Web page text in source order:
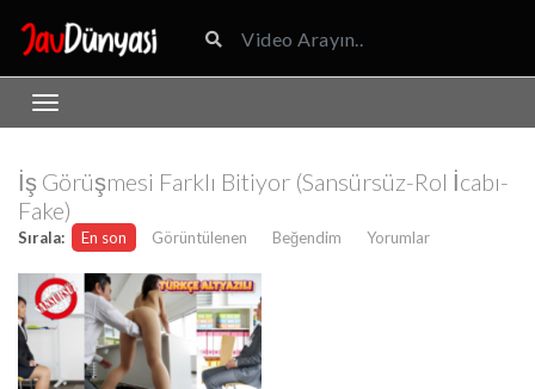
İş Görüşmesi Farklı Bitiyor (Sansürsüz-Rol İcabı-
Fake)
Sırala: En son Görüntülenen Beğendim Yorumlar